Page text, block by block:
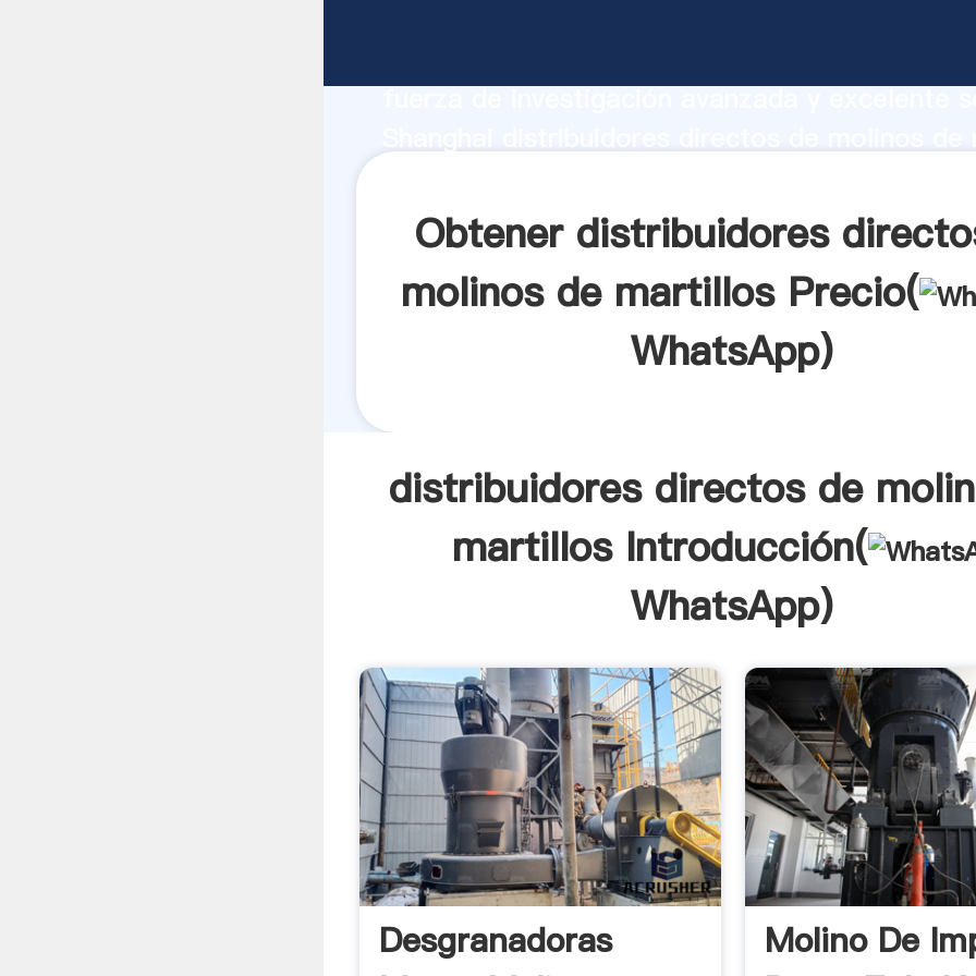
clientes.
Obtener distribuidores
molinos de martillos Precio(
WhatsApp)
distribuidores directos de
martillos Introducción(
WhatsApp)
Desgranadoras
Molino De